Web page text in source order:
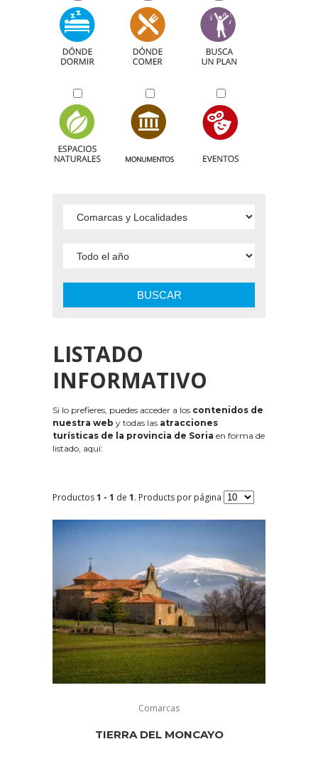
BUSCAR
LISTADO
INFORMATIVO
Si lo prefieres, puedes acceder a los contenidos de
nuestra web y todas las atracciones
turísticas de la provincia de Soria en forma de
listado, aquí:
Productos1 - 1 de 1. Products por página
Comarcas
TIERRA DEL MONCAYO